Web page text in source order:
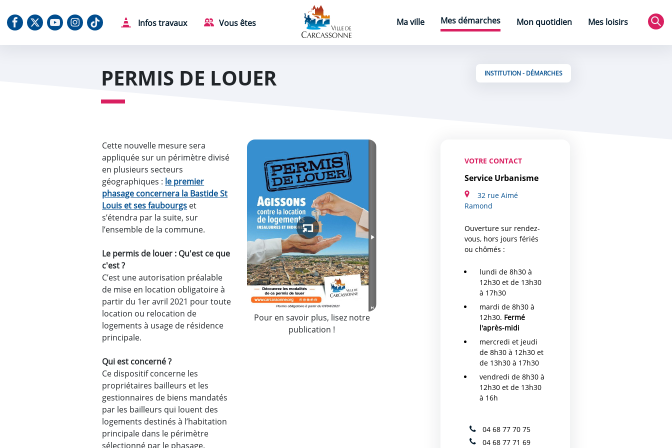
Notre Facebook
Notre X (Twitter)
Notre chaine Youtube
Notre Instagram
Notre TiktokInfos travaux Vous êtes
Page d'accueil
Ma ville
Mes démarches Mon quotidien
Mes loisirs
PERMIS DE LOUER INSTITUTION - DÉMARCHES
Cette nouvelle mesure sera
appliquée sur un périmètre divisé
en plusieurs secteurs
géographiques : le premier
phasage concernera la Bastide St
Louis et ses faubourgs et
s’étendra par la suite, sur
l’ensemble de la commune.
Le permis de louer : Qu'est ce que
c'est ?
C’est une autorisation préalable
de mise en location obligatoire à
partir du 1er avril 2021 pour toute
location ou relocation de
logements à usage de résidence
principale.
Qui est concerné ?
Ce dispositif concerne les
propriétaires bailleurs et les
gestionnaires de biens mandatés
par les bailleurs qui louent des
logements destinés à l’habitation
principale dans le périmètre
sélectionné par le phasage.
Pour en savoir plus, lisez notre
publication !
VOTRE CONTACT
Service Urbanisme
32 rue Aimé
Ramond
Ouverture sur rendez-
vous, hors jours fériés
ou chômés :
lundi de 8h30 à
12h30 et de 13h30
à 17h30
mardi de 8h30 à
12h30. Fermé
l'après-midi
mercredi et jeudi
de 8h30 à 12h30 et
de 13h30 à 17h30
vendredi de 8h30 à
12h30 et de 13h30
à 16h
04 68 77 70 75
04 68 77 71 69